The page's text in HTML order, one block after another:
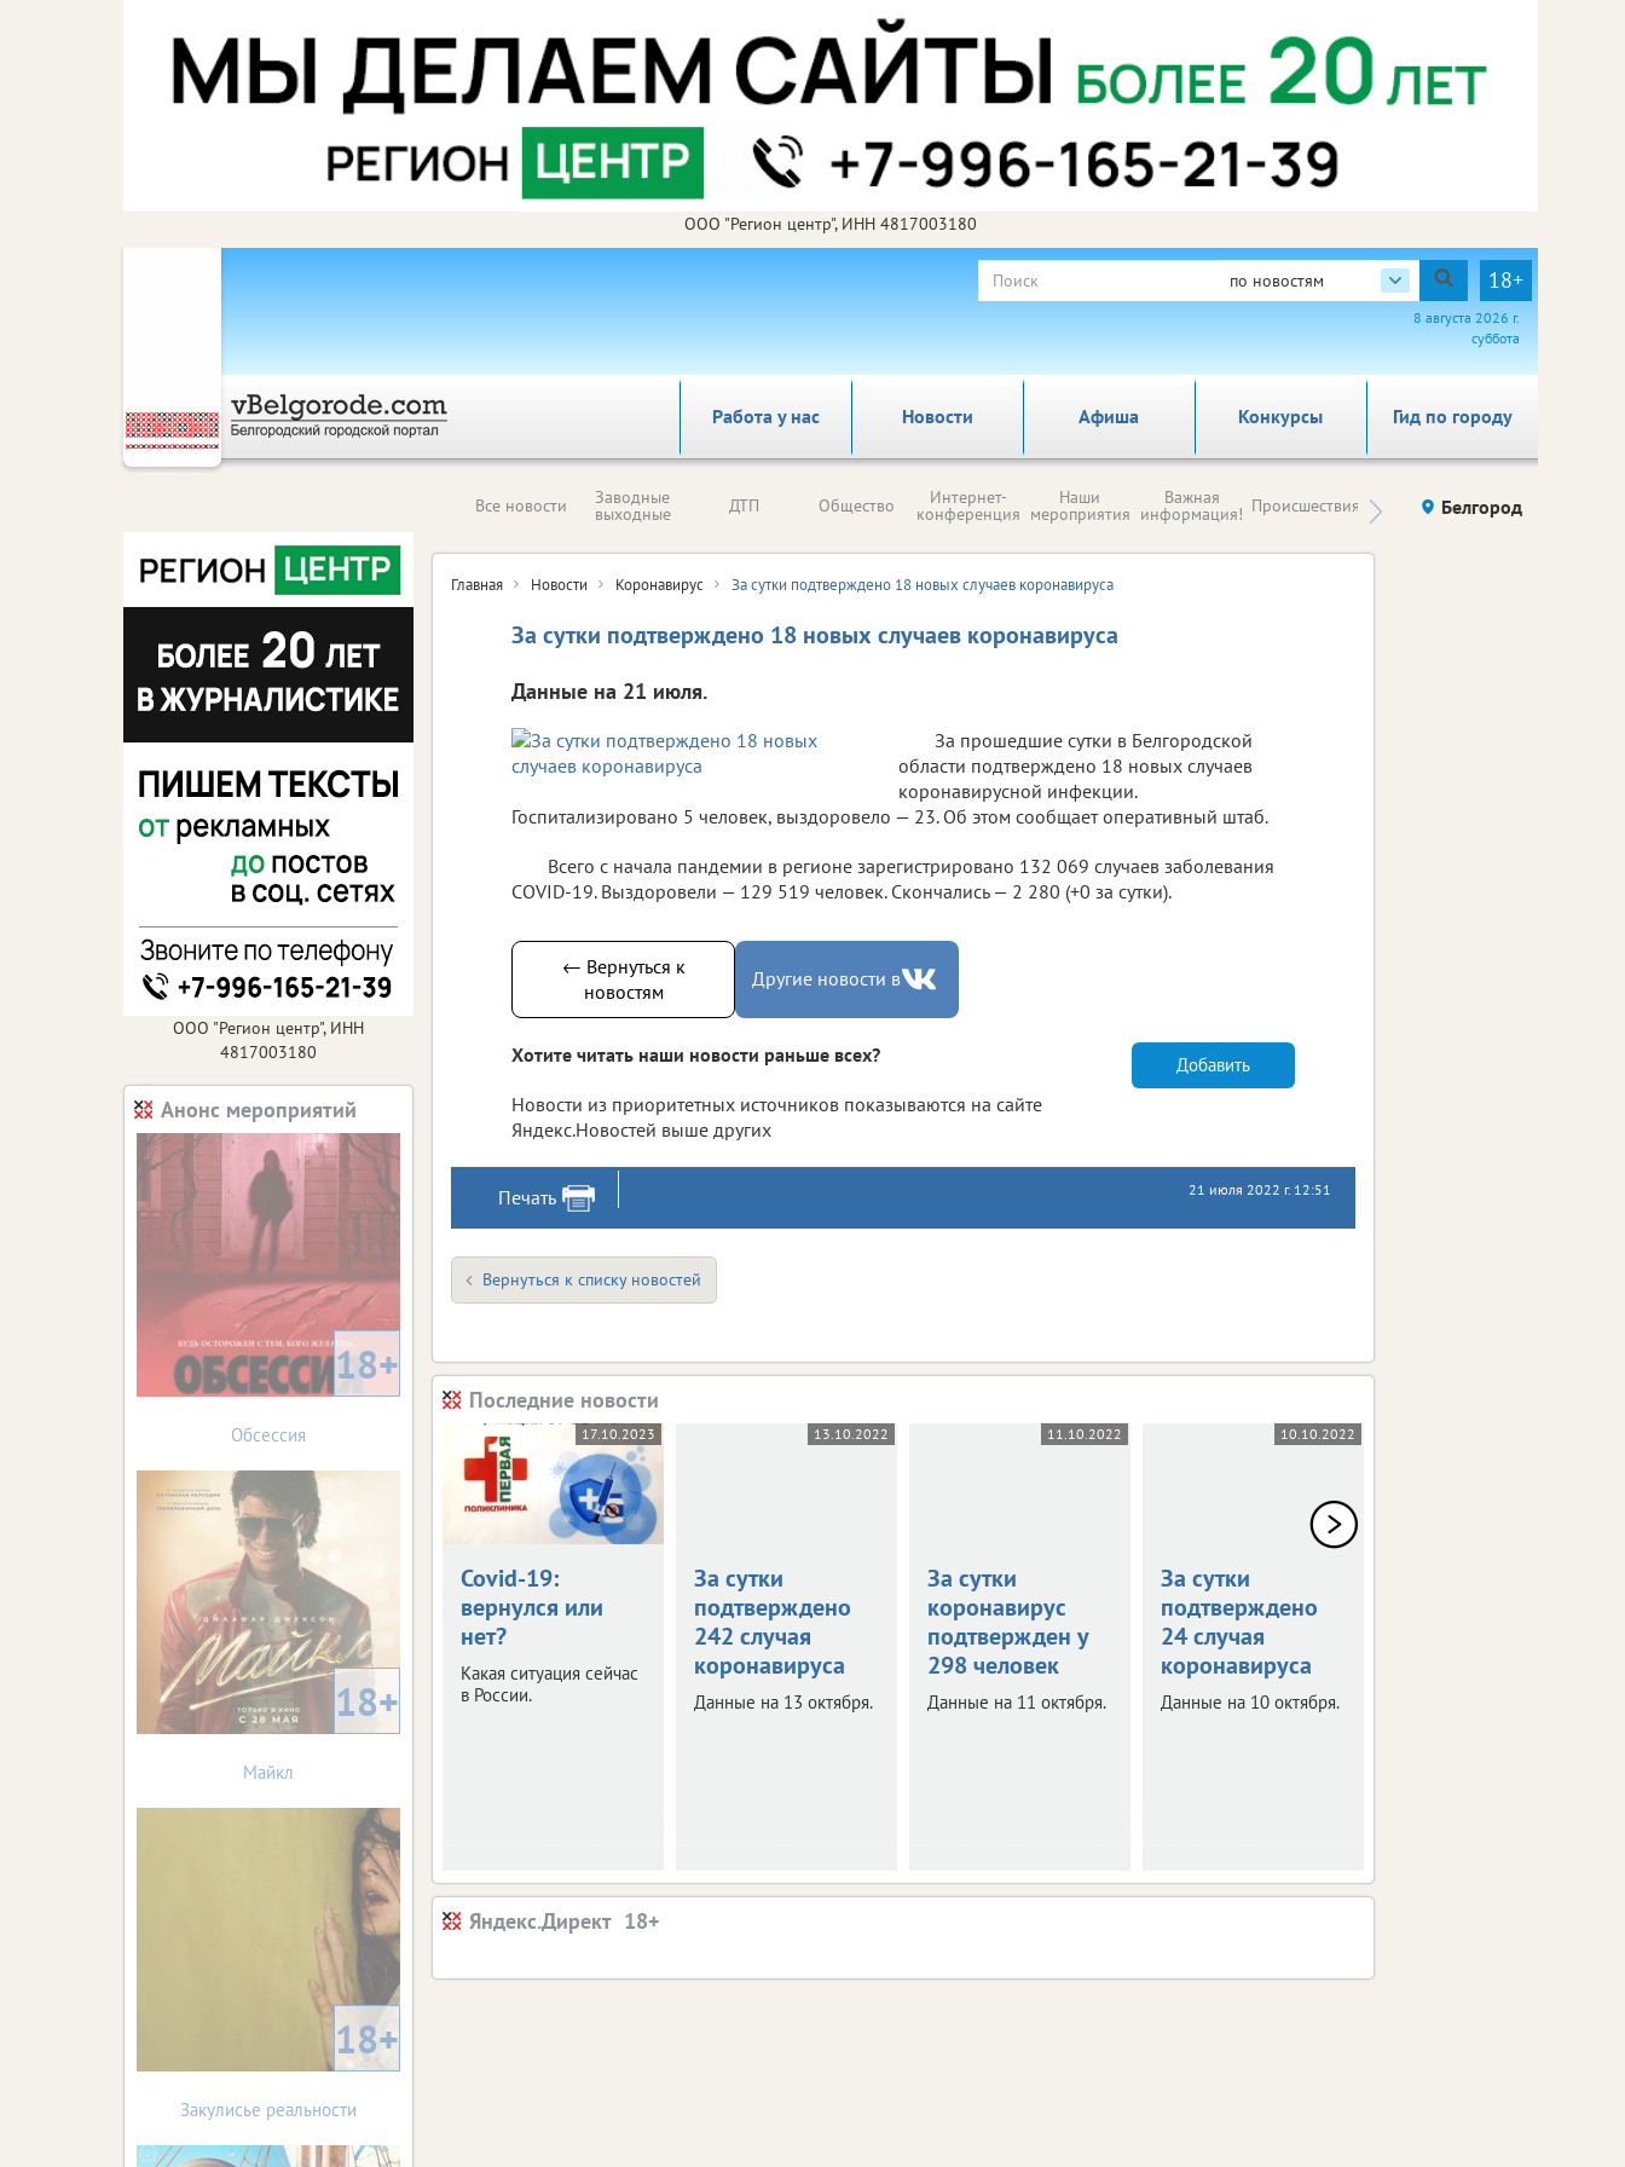
ООО "Регион центр", ИНН 4817003180
по новостям 18+
8 августа 2026 г.
суббота
Работа у нас Новости Афиша Гид по городу
Конкурсы
Все новости Заводные
выходные ДТП Общество Интернет-
конференция
Наши
мероприятия
Важная
информация! Происшествия Здоровье компаний (на
правах
Белгород
Главная Новости Коронавирус За сутки подтверждено 18 новых случаев коронавируса
За сутки подтверждено 18 новых случаев коронавируса
Данные на 21 июля.
За прошедшие сутки в Белгородской
области подтверждено 18 новых случаев
коронавирусной инфекции.
Госпитализировано 5 человек, выздоровело — 23. Об этом сообщает оперативный штаб.
Всего с начала пандемии в регионе зарегистрировано 132 069 случаев заболевания
COVID-19. Выздоровели — 129 519 человек. Скончались — 2 280 (+0 за сутки).
← Вернуться к
новостям
Другие новости в
Хотите читать наши новости раньше всех?
Новости из приоритетных источников показываются на сайте
Яндекс.Новостей выше других
Добавить
Печать 21 июля 2022 г. 12:51
Вернуться к списку новостей
Последние новости
17.10.2023
Covid-19:
вернулся или
нет?
Какая ситуация сейчас
в России.
13.10.2022
За сутки
подтверждено
242 случая
коронавируса
Данные на 13 октября.
11.10.2022
За сутки
коронавирус
подтвержден у
298 человек
Данные на 11 октября.
10.10.2022
За сутки
подтверждено
24 случая
коронавируса
Данные на 10 октября.
Яндекс.Директ
ООО "Регион центр", ИНН
4817003180
Анонс мероприятий
18+
Обсессия
18+
Майкл
18+
Закулисье реальности